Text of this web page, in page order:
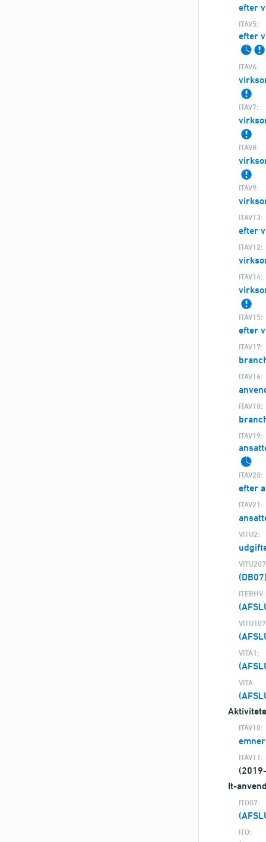
efter
ITAV5:
efter
ITAV6:
ITAV7:
ITAV8:
ITAV9:
ITAV13:
efter
ITAV12:
ITAV14:
ITAV15:
efter
ITAV17:
ITAV16:
ITAV18:
ITAV19:
ITAV20:
efter
ITAV21:
VITU2:
ITERHV:
VITA1:
VITA:
ITAV10:
emner
ITAV11:
It-
ITO07:
ITO: